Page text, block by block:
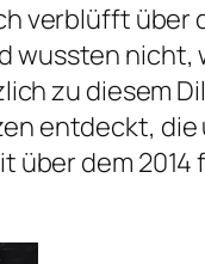
verblüfft über
wussten nicht,
zu diesem
entdeckt,
über dem